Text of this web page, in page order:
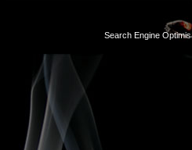
Search Engine
hikayeleri